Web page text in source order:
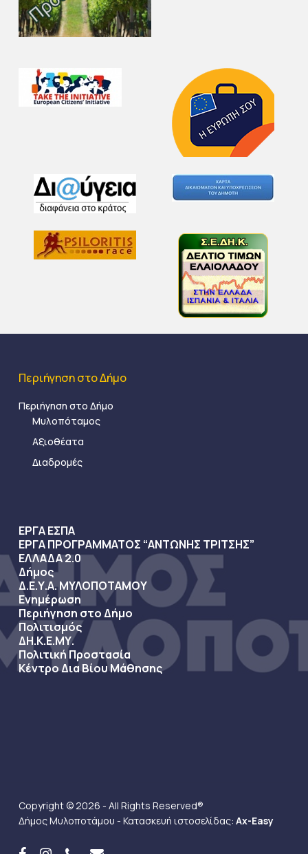
Περιήγηση στο Δήμο
Περιήγηση στο Δήμο
Μυλοπόταμος
Αξιοθέατα
Διαδρομές
ΕΡΓΑ ΕΣΠΑ
ΕΡΓΑ ΠΡΟΓΡΑΜΜΑΤΟΣ “ΑΝΤΩΝΗΣ ΤΡΙΤΣΗΣ”
ΕΛΛΑΔΑ 2.0
Δήμος
Δ.Ε.Υ.Α. ΜΥΛΟΠΟΤΑΜΟΥ
Ενημέρωση
Περιήγηση στο Δήμο
Πολιτισμός
ΔΗ.Κ.Ε.ΜΥ.
Πολιτική Προστασία
Κέντρο Δια Βίου Μάθησης
Copyright © 2026 - All Rights Reserved®
Δήμος Μυλοποτάμου - Κατασκευή ιστοσελίδας: Ax-Easy